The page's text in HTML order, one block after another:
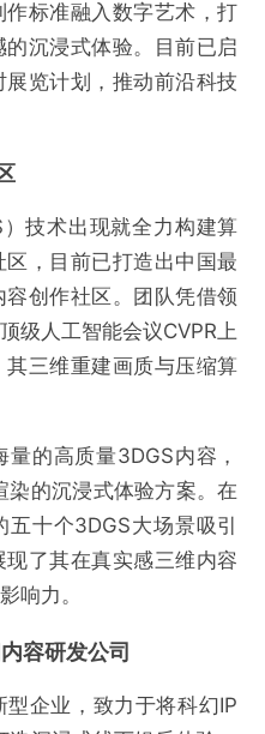
标准融入数字艺术，打
沉浸式体验。目前已启
览计划，推动前沿科技
技术出现就全力构建算
，目前已打造出中国最
创作社区。团队凭借领
级人工智能会议CVPR上
三维重建画质与压缩算
的高质量3DGS内容，
染的沉浸式体验方案。在
十个3DGS大场景吸引
了其在真实感三维内容
响力。
容研发公司
企业，致力于将科幻IP